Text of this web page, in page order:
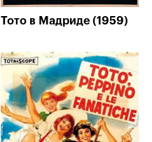
Тото в Мадриде (1959)